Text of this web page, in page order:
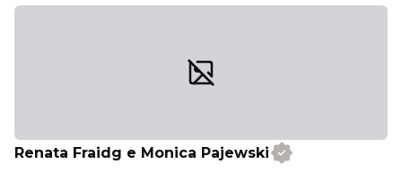
Renata Fraidg e Monica Pajewski